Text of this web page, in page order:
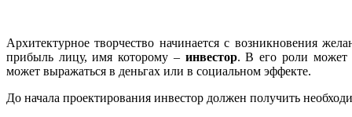
Архитектурное творчество начинается с возникновения
прибыль лицу, имя которому – инвестор. В его роли может
может выражаться в деньгах или в социальном эффекте.
До начала проектирования инвестор должен получить